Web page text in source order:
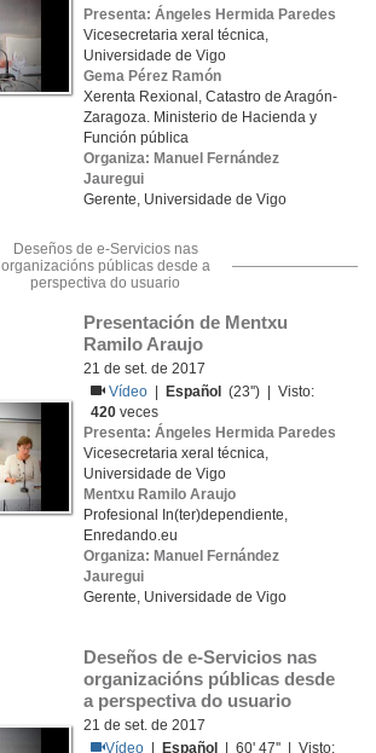
Presenta: Ángeles Hermida Paredes
Vicesecretaria xeral técnica,
Universidade de Vigo
Gema Pérez Ramón
Xerenta Rexional, Catastro de Aragón-
Zaragoza. Ministerio de Hacienda y
Función pública
Organiza: Manuel Fernández
Jauregui
Gerente, Universidade de Vigo
Deseños de e-Servicios nas
organizacións públicas desde a
perspectiva do usuario
Presentación de Mentxu
Ramilo Araujo
21 de set. de 2017
Vídeo
Español
(23'') | Visto:
420 veces
Presenta: Ángeles Hermida Paredes
Vicesecretaria xeral técnica,
Universidade de Vigo
Mentxu Ramilo Araujo
Profesional In(ter)dependiente,
Enredando.eu
Organiza: Manuel Fernández
Jauregui
Gerente, Universidade de Vigo
Deseños de e-Servicios nas
organizacións públicas desde
a perspectiva do usuario
21 de set. de 2017
Vídeo
Español | 60' 47'' | Visto: